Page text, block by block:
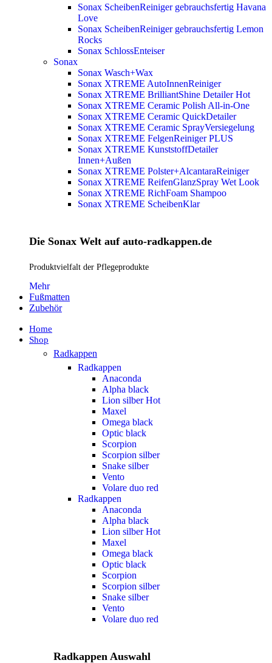
Sonax ScheibenReiniger gebrauchsfertig Havana
Love
Sonax ScheibenReiniger gebrauchsfertig Lemon
Rocks
Sonax SchlossEnteiser
Sonax
Sonax Wasch+Wax
Sonax XTREME AutoInnenReiniger
Sonax XTREME BrilliantShine DetailerHot
Sonax XTREME Ceramic Polish All-in-One
Sonax XTREME Ceramic QuickDetailer
Sonax XTREME Ceramic SprayVersiegelung
Sonax XTREME FelgenReiniger PLUS
Sonax XTREME KunststoffDetailer
Innen+Außen
Sonax XTREME Polster+AlcantaraReiniger
Sonax XTREME ReifenGlanzSpray Wet Look
Sonax XTREME RichFoam Shampoo
Sonax XTREME ScheibenKlar
Die Sonax Welt auf auto-radkappen.de
Produktvielfalt der Pflegeprodukte
Mehr
Fußmatten
Zubehör
Home
Shop
Radkappen
Radkappen
Anaconda
Alpha black
Lion silberHot
Maxel
Omega black
Optic black
Scorpion
Scorpion silber
Snake silber
Vento
Volare duo red
Radkappen
Anaconda
Alpha black
Lion silberHot
Maxel
Omega black
Optic black
Scorpion
Scorpion silber
Snake silber
Vento
Volare duo red
Radkappen Auswahl